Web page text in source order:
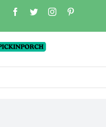
facebook
twitterinstagram